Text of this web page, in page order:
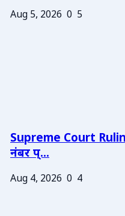
Aug 5, 2026 0 5
Supreme Court
नंबर प्...
Aug 4, 2026 0 4